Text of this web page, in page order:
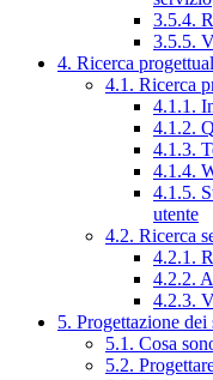
3.5.4.
3.5.5.
4. Ricerca
4.1. Ricerca
4.1.1.
4.1.2.
4.1.3.
4.1.4.
4.1.5.
utente
4.2. Ricerca
4.2.1.
4.2.2.
4.2.3.
5. Progettazione dei
5.1. Cosa
5.2.